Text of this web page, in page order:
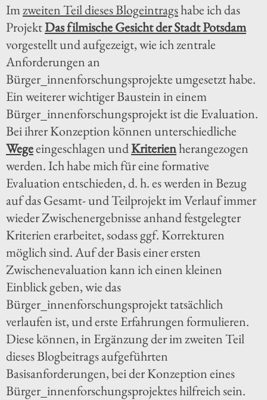
Imzweiten Teil dieses Blogeintragshabe ich das
ProjektDas filmische Gesicht der Stadt Potsdam
vorgestellt und aufgezeigt, wie ich zentrale
Anforderungen an
Bürger_innenforschungsprojekte umgesetzt habe.
Ein weiterer wichtiger Baustein in einem
Bürger_innenforschungsprojekt ist die Evaluation.
Bei ihrer Konzeption können unterschiedliche
Wegeeingeschlagen undKriterienherangezogen
werden. Ich habe mich für eine formative
Evaluation entschieden, d. h. es werden in Bezug
auf das Gesamt- und Teilprojekt im Verlauf immer
wieder Zwischenergebnisse anhand festgelegter
Kriterien erarbeitet, sodass ggf. Korrekturen
möglich sind. Auf der Basis einer ersten
Zwischenevaluation kann ich einen kleinen
Einblick geben, wie das
Bürger_innenforschungsprojekt tatsächlich
verlaufen ist, und erste Erfahrungen formulieren.
Diese können, in Ergänzung der im zweiten Teil
dieses Blogbeitrags aufgeführten
Basisanforderungen, bei der Konzeption eines
Bürger_innenforschungsprojektes hilfreich sein.